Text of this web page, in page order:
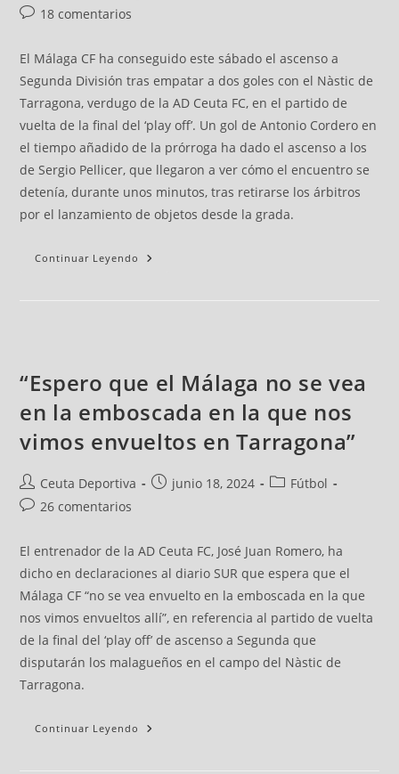
18 comentarios
El Málaga CF ha conseguido este sábado el ascenso a
Segunda División tras empatar a dos goles con el Nàstic de
Tarragona, verdugo de la AD Ceuta FC, en el partido de
vuelta de la final del ‘play off’. Un gol de Antonio Cordero en
el tiempo añadido de la prórroga ha dado el ascenso a los
de Sergio Pellicer, que llegaron a ver cómo el encuentro se
detenía, durante unos minutos, tras retirarse los árbitros
por el lanzamiento de objetos desde la grada.
Continuar Leyendo
“Espero que el Málaga no se vea
en la emboscada en la que nos
vimos envueltos en Tarragona”
Ceuta Deportiva junio 18, 2024
Fútbol
26 comentarios
El entrenador de la AD Ceuta FC, José Juan Romero, ha
dicho en declaraciones al diario SUR que espera que el
Málaga CF “no se vea envuelto en la emboscada en la que
nos vimos envueltos allí”, en referencia al partido de vuelta
de la final del ‘play off’ de ascenso a Segunda que
disputarán los malagueños en el campo del Nàstic de
Tarragona.
Continuar Leyendo